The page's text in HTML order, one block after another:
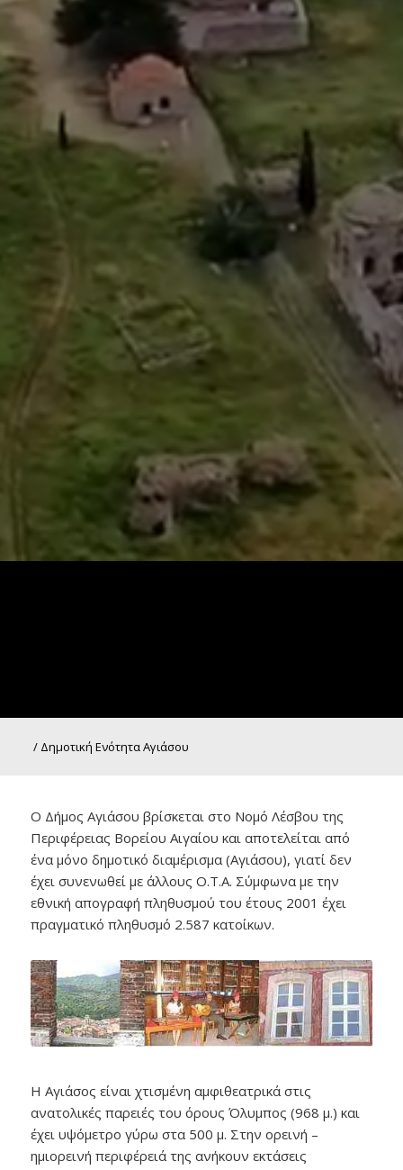
/ Δημοτική Ενότητα Αγιάσου
Ο Δήμος Αγιάσου βρίσκεται στο Νομό Λέσβου της
Περιφέρειας Βορείου Αιγαίου και αποτελείται από
ένα μόνο δημοτικό διαμέρισμα (Αγιάσου), γιατί δεν
έχει συνενωθεί με άλλους Ο.Τ.Α. Σύμφωνα με την
εθνική απογραφή πληθυσμού του έτους 2001 έχει
πραγματικό πληθυσμό 2.587 κατοίκων.
Η Αγιάσος είναι χτισμένη αμφιθεατρικά στις
ανατολικές παρειές του όρους Όλυμπος (968 μ.) και
έχει υψόμετρο γύρω στα 500 μ. Στην ορεινή –
ημιορεινή περιφέρειά της ανήκουν εκτάσεις